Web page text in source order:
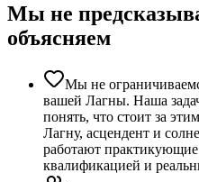
Мы не
объясняем
Мы не
вашей Лагны. Наша
понять, что стоит за
Лагну, асцендент и
работают
квалификацией и